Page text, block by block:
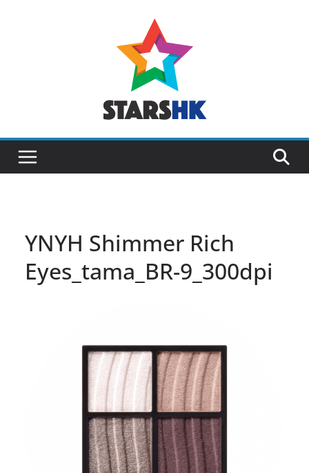
YNYH Shimmer Rich
Eyes_tama_BR-9_300dpi